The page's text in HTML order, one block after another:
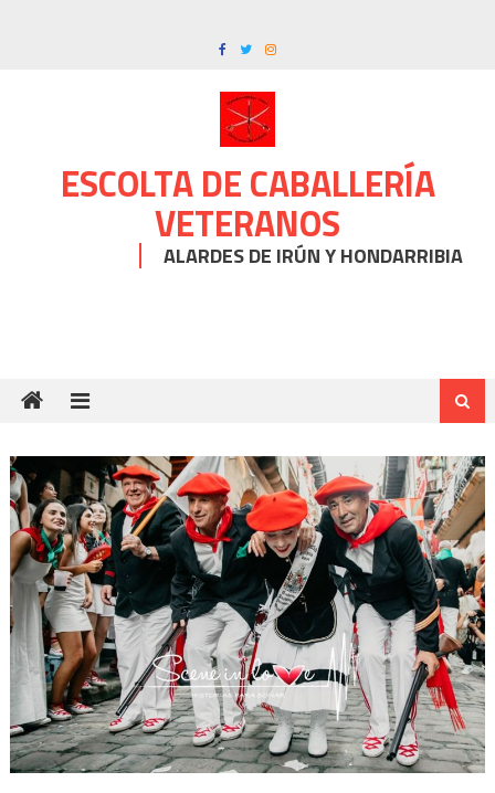
ESCOLTA DE CABALLERÍA
VETERANOS
ALARDES DE IRÚN Y HONDARRIBIA